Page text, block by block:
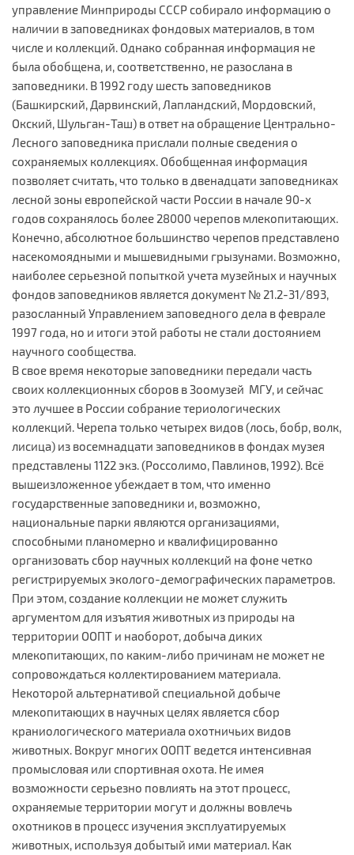
управление Минприроды СССР собирало информацию о
наличии в заповедниках фондовых материалов, в том
числе и коллекций. Однако собранная информация не
была обобщена, и, соответственно, не разослана в
заповедники. В 1992 году шесть заповедников
(Башкирский, Дарвинский, Лапландский, Мордовский,
Окский, Шульган-Таш) в ответ на обращение Центрально-
Лесного заповедника прислали полные сведения о
сохраняемых коллекциях. Обобщенная информация
позволяет считать, что только в двенадцати заповедниках
лесной зоны европейской части России в начале 90-х
годов сохранялось более 28000 черепов млекопитающих.
Конечно, абсолютное большинство черепов представлено
насекомоядными и мышевидными грызунами. Возможно,
наиболее серьезной попыткой учета музейных и научных
фондов заповедников является документ № 21.2-31/893,
разосланный Управлением заповедного дела в феврале
1997 года, но и итоги этой работы не стали достоянием
научного сообщества.
В свое время некоторые заповедники передали часть
своих коллекционных сборов в Зоомузей МГУ, и сейчас
это лучшее в России собрание териологических
коллекций. Черепа только четырех видов (лось, бобр, волк,
лисица) из восемнадцати заповедников в фондах музея
представлены 1122 экз. (Россолимо, Павлинов, 1992). Всё
вышеизложенное убеждает в том, что именно
государственные заповедники и, возможно,
национальные парки являются организациями,
способными планомерно и квалифицированно
организовать сбор научных коллекций на фоне четко
регистрируемых эколого-демографических параметров.
При этом, создание коллекции не может служить
аргументом для изъятия животных из природы на
территории ООПТ и наоборот, добыча диких
млекопитающих, по каким-либо причинам не может не
сопровождаться коллектированием материала.
Некоторой альтернативой специальной добыче
млекопитающих в научных целях является сбор
краниологического материала охотничьих видов
животных. Вокруг многих ООПТ ведется интенсивная
промысловая или спортивная охота. Не имея
возможности серьезно повлиять на этот процесс,
охраняемые территории могут и должны вовлечь
охотников в процесс изучения эксплуатируемых
животных, используя добытый ими материал. Как